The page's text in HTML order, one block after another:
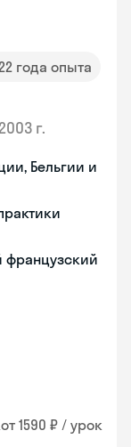
года опыта
2003 г.
Бельгии и
французский
от 1590 ₽ / урок